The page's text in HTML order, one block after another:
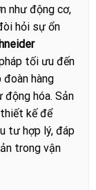
như động cơ,
hỏi sự ổn
tối ưu đến
hàng
hóa. Sản
kế để
tư hợp lý, đáp
trong vận